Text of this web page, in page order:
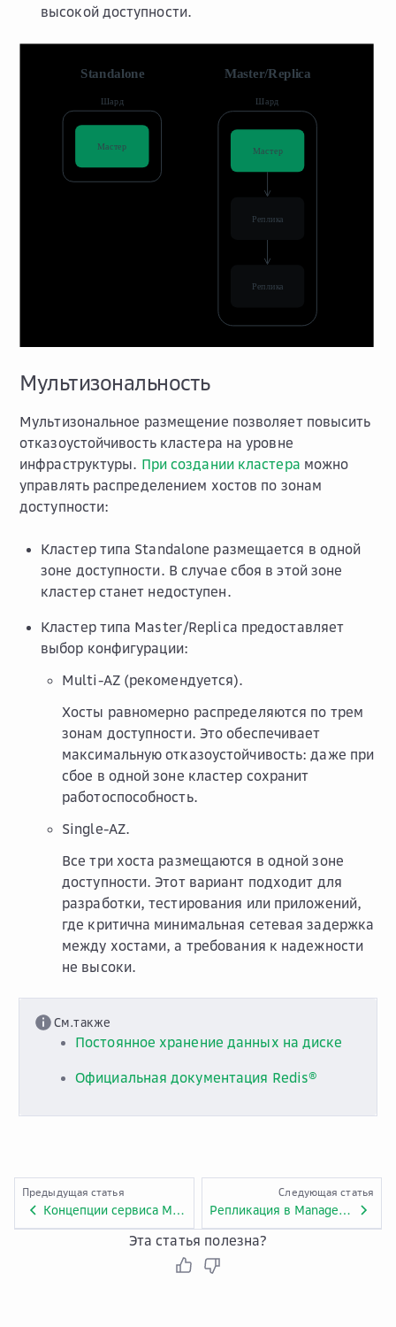
высокой доступности.
Мультизональность
Мультизональное размещение позволяет повысить
отказоустойчивость кластера на уровне
инфраструктуры. При создании кластера можно
управлять распределением хостов по зонам
доступности:
Кластер типа Standalone размещается в одной
зоне доступности. В случае сбоя в этой зоне
кластер станет недоступен.
Кластер типа Master/Replica предоставляет
выбор конфигурации:
Multi-AZ (рекомендуется).
Хосты равномерно распределяются по трем
зонам доступности. Это обеспечивает
максимальную отказоустойчивость: даже при
сбое в одной зоне кластер сохранит
работоспособность.
Single-AZ.
Все три хоста размещаются в одной зоне
доступности. Этот вариант подходит для
разработки, тестирования или приложений,
где критична минимальная сетевая задержка
между хостами, а требования к надежности
не высоки.
См.также
Постоянное хранение данных на диске
Официальная документация Redis®
Предыдущая статья
Концепции сервиса Managed Redis
Следующая статья
Репликация в Managed Redis
Эта статья полезна?